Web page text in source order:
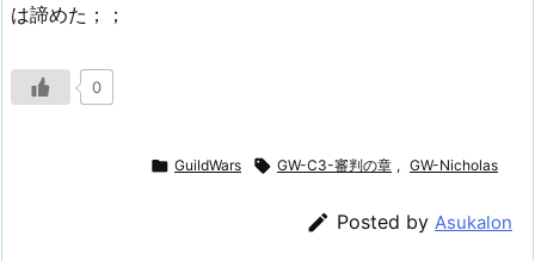
は諦めた；；
0
 GuildWars  GW-C3-審判の章 , GW-Nicholas
 Posted by Asukalon